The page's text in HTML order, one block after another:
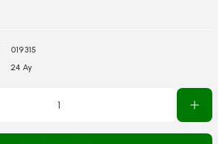
019315
24 Ay